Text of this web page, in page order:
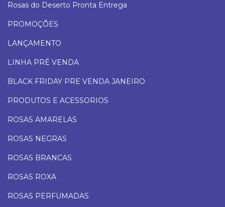
Rosas do Deserto Pronta Entrega
PROMOÇÕES
LANÇAMENTO
LINHA PRÉ VENDA
BLACK FRIDAY PRE VENDA JANEIRO
PRODUTOS E ACESSORIOS
ROSAS AMARELAS
ROSAS NEGRAS
ROSAS BRANCAS
ROSAS ROXA
ROSAS PERFUMADAS